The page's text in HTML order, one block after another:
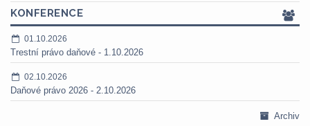
KONFERENCE
01.10.2026
Trestní právo daňové - 1.10.2026
02.10.2026
Daňové právo 2026 - 2.10.2026
Archiv